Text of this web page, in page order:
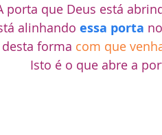
porta que Deus está
alinhando essa porta
forma com que
Isto é o que abre a